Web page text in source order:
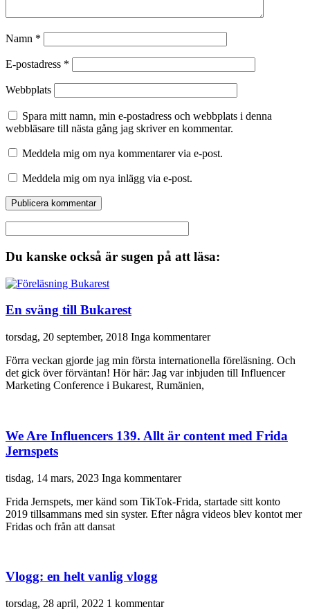
Namn *
E-postadress *
Webbplats
Spara mitt namn, min e-postadress och webbplats i denna
webbläsare till nästa gång jag skriver en kommentar.
Meddela mig om nya kommentarer via e-post.
Meddela mig om nya inlägg via e-post.
Du kanske också är sugen på att läsa:
En sväng till Bukarest
torsdag, 20 september, 2018 Inga kommentarer
Förra veckan gjorde jag min första internationella föreläsning. Och
det gick över förväntan! Hör här: Jag var inbjuden till Influencer
Marketing Conference i Bukarest, Rumänien,
We Are Influencers 139. Allt är content med Frida
Jernspets
tisdag, 14 mars, 2023 Inga kommentarer
Frida Jernspets, mer känd som TikTok-Frida, startade sitt konto
2019 tillsammans med sin syster. Efter några videos blev kontot mer
Fridas och från att dansat
Vlogg: en helt vanlig vlogg
torsdag, 28 april, 2022 1 kommentar